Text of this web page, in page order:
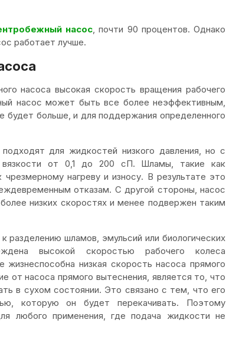
насос, почти 90 процентов. Однако
работает лучше.
насоса высокая скорость вращения рабочего
насос может быть все более неэффективным,
будет больше, и для поддержания определенного
для жидкостей низкого давления, но с
вязкости от 0,1 до 200 сП. Шламы, такие как
нагреву и износу. В результате это
отказам. С другой стороны, насос
низких скоростях и менее подвержен таким
разделению шламов, эмульсий или биологических
высокой скоростью рабочего колеса
низкая скорость насоса прямого
от насоса прямого вытеснения, является то, что
в сухом состоянии. Это связано с тем, что его
которую он будет перекачивать. Поэтому
любого применения, где подача жидкости не